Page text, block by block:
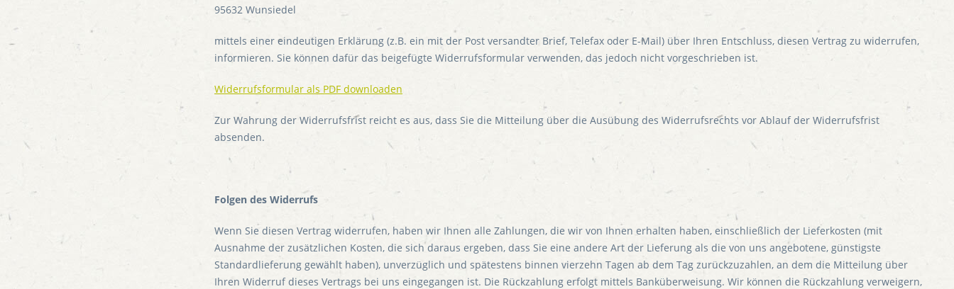
95632 Wunsiedel
mittels einer eindeutigen Erklärung (z.B. ein mit der Post versandter Brief, Telefax oder E-Mail) über Ihren Entschluss, diesen Vertrag zu widerrufen,
informieren. Sie können dafür das beigefügte Widerrufsformular verwenden, das jedoch nicht vorgeschrieben ist.
Widerrufsformular als PDF downloaden
Zur Wahrung der Widerrufsfrist reicht es aus, dass Sie die Mitteilung über die Ausübung des Widerrufsrechts vor Ablauf der Widerrufsfrist
absenden.
Folgen des Widerrufs
Wenn Sie diesen Vertrag widerrufen, haben wir Ihnen alle Zahlungen, die wir von Ihnen erhalten haben, einschließlich der Lieferkosten (mit
Ausnahme der zusätzlichen Kosten, die sich daraus ergeben, dass Sie eine andere Art der Lieferung als die von uns angebotene, günstigste
Standardlieferung gewählt haben), unverzüglich und spätestens binnen vierzehn Tagen ab dem Tag zurückzuzahlen, an dem die Mitteilung über
Ihren Widerruf dieses Vertrags bei uns eingegangen ist. Die Rückzahlung erfolgt mittels Banküberweisung. Wir können die Rückzahlung verweigern,